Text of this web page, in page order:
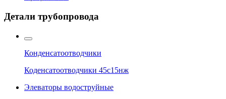
Детали трубопровода
Конденсатоотводчики
Коденсатоотводчики 45с15нж
Элеваторы водоструйные